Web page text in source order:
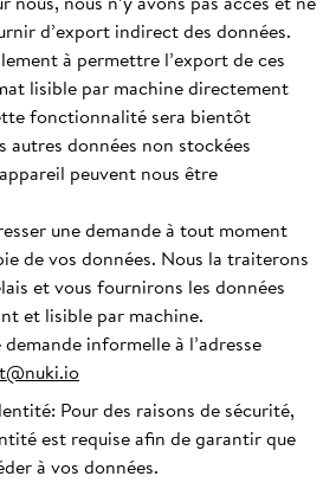
d’export indirect des données.
à permettre l’export de ces
lisible par machine directement
fonctionnalité sera bientôt
données non stockées
peuvent nous être
une demande à tout moment
de vos données. Nous la traiterons
et vous fournirons les données
et lisible par machine.
informelle à l’adresse
Pour des raisons de sécurité,
est requise afin de garantir que
à vos données.